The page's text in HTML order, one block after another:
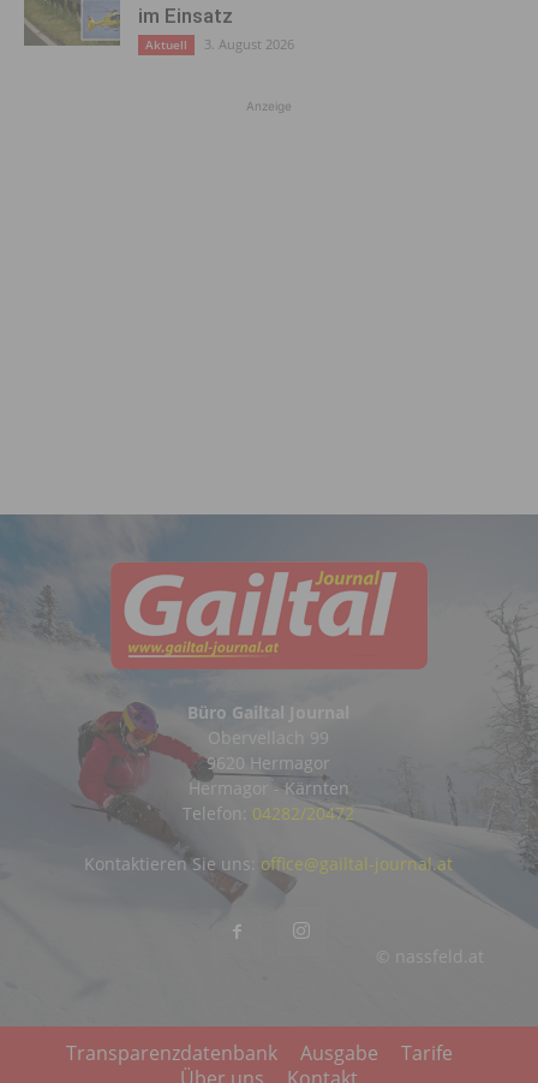
im Einsatz
Aktuell 3. August 2026
Anzeige
Büro Gailtal Journal
Obervellach 99
9620 Hermagor
Hermagor - Kärnten
Telefon: 04282/20472
© nassfeld.at
Kontaktieren Sie uns: office@gailtal-journal.at
Transparenzdatenbank Ausgabe
Tarife